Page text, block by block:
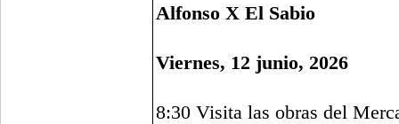
Alfonso X El Sabio
Viernes, 12 junio, 2026
8:30 Visita las obras del